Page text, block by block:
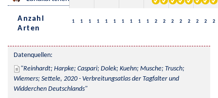
Anzahl
Arten
1 1 1 1 1 1 1 1 1 1 2 2 2 2 2 2 2 2
Datenquellen:
Reinhardt; Harpke; Caspari; Dolek; Kuehn; Musche; Trusch;
Wiemers; Settele, 2020 - Verbreitungsatlas der Tagfalter und
Widderchen Deutschlands